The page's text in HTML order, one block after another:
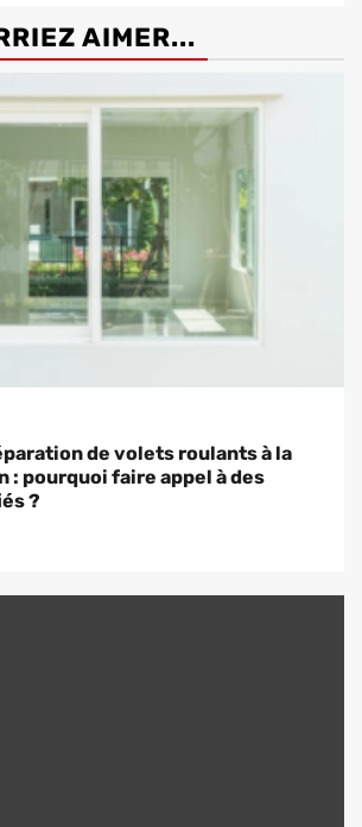
AIMER...
de volets roulants à la
: pourquoi faire appel à des
?